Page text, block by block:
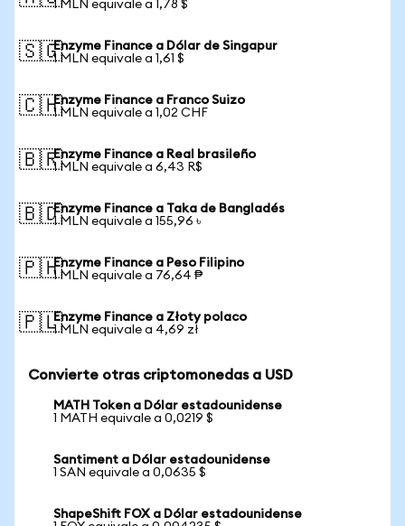
1 MLN equivale a 1,78 $
🇸🇬Enzyme Finance a Dólar de Singapur
1 MLN equivale a 1,61 $
🇨🇭Enzyme Finance a Franco Suizo
1 MLN equivale a 1,02 CHF
🇧🇷Enzyme Finance a Real brasileño
1 MLN equivale a 6,43 R$
🇧🇩Enzyme Finance a Taka de Bangladés
1 MLN equivale a 155,96 ৳
🇵🇭Enzyme Finance a Peso Filipino
1 MLN equivale a 76,64 ₱
🇵🇱Enzyme Finance a Złoty polaco
1 MLN equivale a 4,69 zł
Convierte otras criptomonedas a USD
MATH Token a Dólar estadounidense
1 MATH equivale a 0,0219 $
Santiment a Dólar estadounidense
1 SAN equivale a 0,0635 $
ShapeShift FOX a Dólar estadounidense